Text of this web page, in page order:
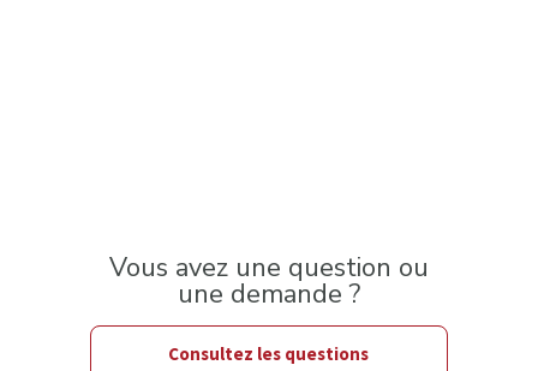
Vous avez une question ou
une demande ?
Consultez les questions